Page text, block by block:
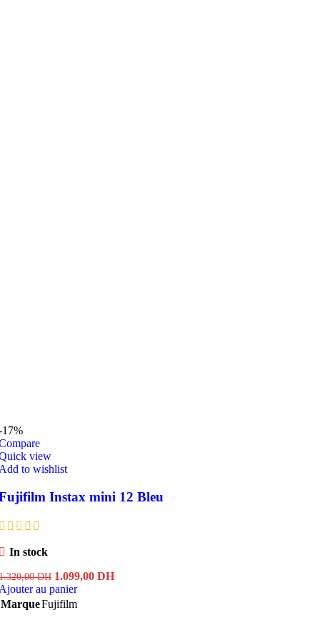
17%
view
to wishlist
Instax mini 12 Bleu
In stock
DH Le
prix
initial
était :
1.099,00 DHLe
au panier
MarqueFujifilm